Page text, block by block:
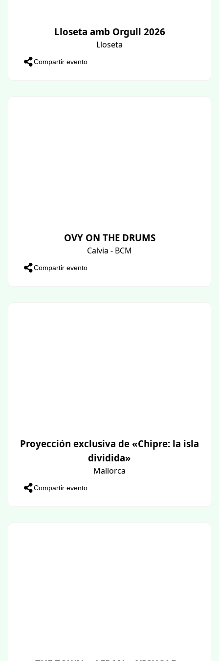
Lloseta amb Orgull 2026
Lloseta
Compartir evento
OVY ON THE DRUMS
Calvia - BCM
Compartir evento
Proyección exclusiva de «Chipre: la isla
dividida»
Mallorca
Compartir evento